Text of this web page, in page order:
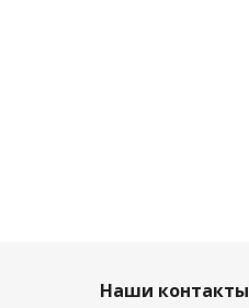
Наши контакты